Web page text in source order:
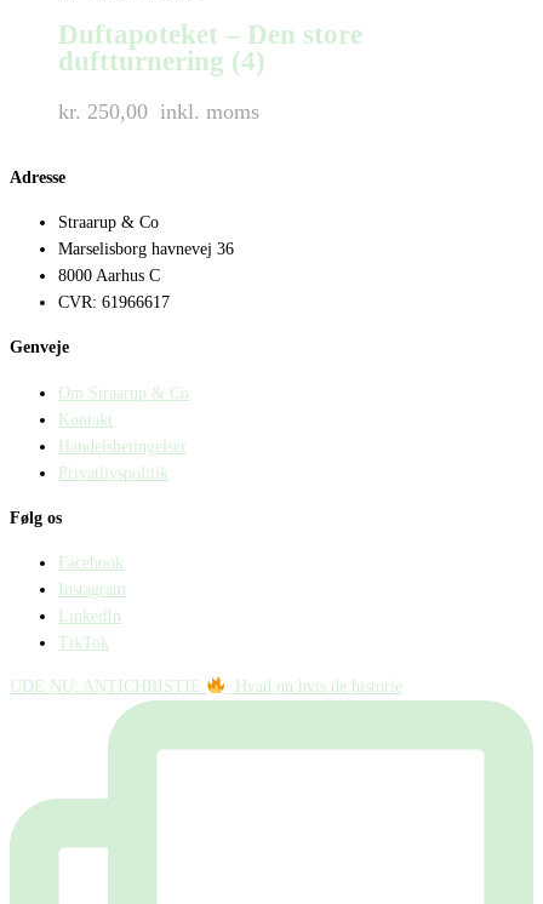
Duftapoteket – Den store
duftturnering (4)
kr. 250,00 inkl. moms
Adresse
Straarup & Co
Marselisborg havnevej 36
8000 Aarhus C
CVR: 61966617
Genveje
Om Straarup & Co
Kontakt
Handelsbetingelser
Privatlivspolitik
Følg os
Facebook
Instagram
LinkedIn
TikTok
UDE NU: ANTICHRISTIE ⁠ ⁠ Hvad nu hvis de historie